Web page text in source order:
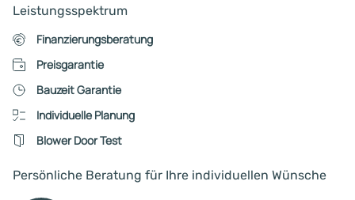
Leistungsspektrum
Finanzierungsberatung
Preisgarantie
Bauzeit Garantie
Individuelle Planung
Blower Door Test
Persönliche Beratung für Ihre individuellen Wünsche